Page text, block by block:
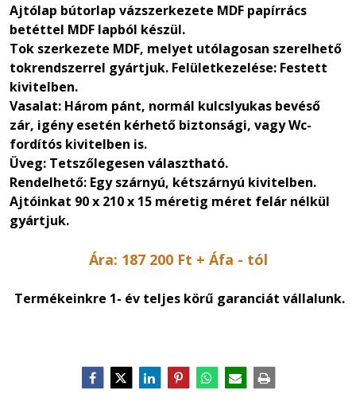
Ajtólap bútorlap vázszerkezete MDF papírrács
betéttel MDF lapból készül.
Tok szerkezete MDF, melyet utólagosan szerelhető
tokrendszerrel gyártjuk. Felületkezelése: Festett
kivitelben.
Vasalat: Három pánt, normál kulcslyukas bevéső
zár, igény esetén kérhető biztonsági, vagy Wc-
fordítós kivitelben is.
Üveg: Tetszőlegesen választható.
Rendelhető: Egy szárnyú, kétszárnyú kivitelben.
Ajtóinkat 90 x 210 x 15 méretig méret felár nélkül
gyártjuk.
Ára: 187 200 Ft + Áfa - tól
Termékeinkre 1- év teljes körű garanciát vállalunk.